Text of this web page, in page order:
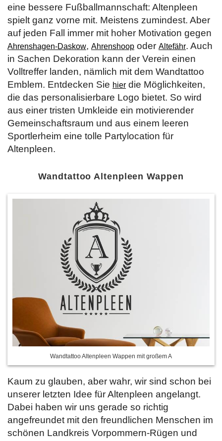
eine bessere Fußballmannschaft: Altenpleen
spielt ganz vorne mit. Meistens zumindest. Aber
auf jeden Fall immer mit hoher Motivation gegen
Ahrenshagen-Daskow, Ahrenshoop oder Altefähr. Auch
in Sachen Dekoration kann der Verein einen
Volltreffer landen, nämlich mit dem Wandtattoo
Emblem. Entdecken Sie hier die Möglichkeiten,
die das personalisierbare Logo bietet. So wird
aus einer tristen Umkleide ein motivierender
Gemeinschaftsraum und aus einem leeren
Sportlerheim eine tolle Partylocation für
Altenpleen.
Wandtattoo Altenpleen Wappen
Wandtattoo Altenpleen Wappen mit großem A
Kaum zu glauben, aber wahr, wir sind schon bei
unserer letzten Idee für Altenpleen angelangt.
Dabei haben wir uns gerade so richtig
angefreundet mit den freundlichen Menschen im
schönen Landkreis Vorpommern-Rügen und